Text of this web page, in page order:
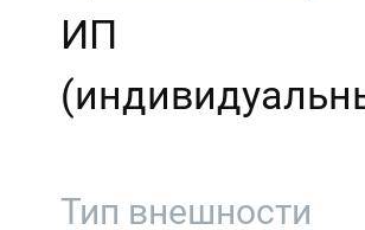
ИП
Тип внешности